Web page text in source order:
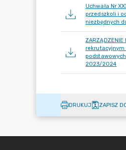
Uchwała Nr
przedszkoli i
niezbędnych
rekrutacyjnym
2023/2024
DRUKUJ ZAPISZ